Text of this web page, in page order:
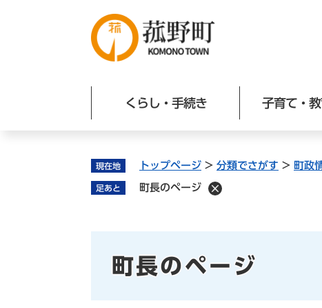
くらし・手続き 子育て・
現在地 トップページ > 分類でさがす > 町政
足あと 町長のページ
町長のページ